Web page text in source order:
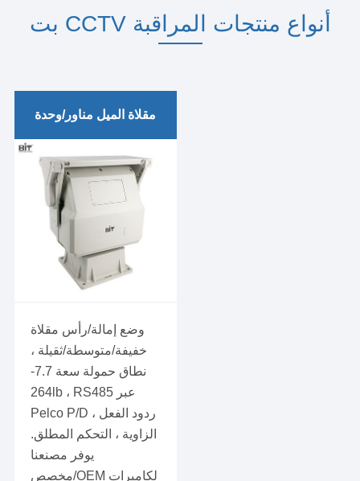
بت CCTV أنواع منتجات المراقبة
مقلاة الميل مناور/وحدة
ذات المهام الخفيفة
رأس/وحدات إمالة لمقلاة
متوسطة التحمل
رأس/وحدات إمالة لمقلاة
الخدمة الشاقة
رأس/وحدات قابلة للإمالة
مع العلب
PTZ ، حامل ثلاثي القوائم
وبرامج تحكم
وضع إمالة/رأس مقلاة
خفيفة/متوسطة/ثقيلة ،
نطاق حمولة سعة 7.7-
264lb ، RS485 عبر
Pelco P/D ، ردود الفعل
الزاوية ، التحكم المطلق.
يوفر مصنعنا
مخصص/OEM لكاميرات